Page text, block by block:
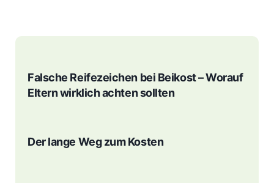
Falsche Reifezeichen bei Beikost – Worauf
Eltern wirklich achten sollten
Der lange Weg zum Kosten